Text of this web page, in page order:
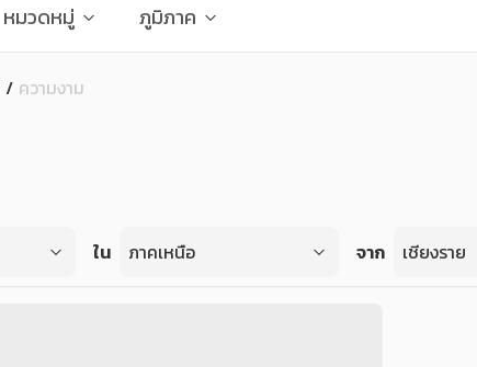
หมวดหมู่ ภูมิภาค
ความงาม
ใน ภาคเหนือ จาก เชียงราย